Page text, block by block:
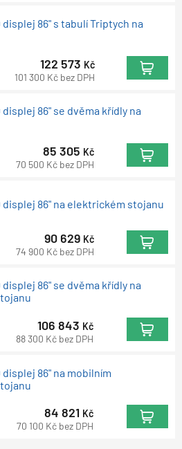
displej 86" s tabulí Triptych na
122 573 Kč
101 300 Kč bez DPH
displej 86" se dvěma křídly na
85 305 Kč
70 500 Kč bez DPH
displej 86" na elektrickém stojanu
90 629 Kč
74 900 Kč bez DPH
displej 86" se dvěma křídly na
106 843 Kč
88 300 Kč bez DPH
displej 86" na mobilním
84 821 Kč
70 100 Kč bez DPH